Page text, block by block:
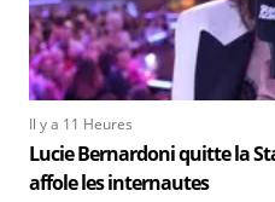
Il y a 11 Heures
Lucie Bernardoni quitte la
affole les internautes